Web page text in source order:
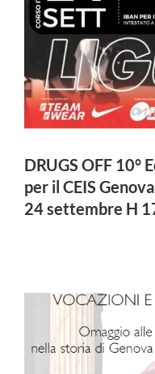
DRUGS OFF 10°
per il CEIS
24 settembre H